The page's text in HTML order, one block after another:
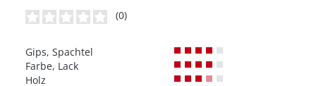
(0)
Gips, Spachtel
Farbe, Lack
Holz